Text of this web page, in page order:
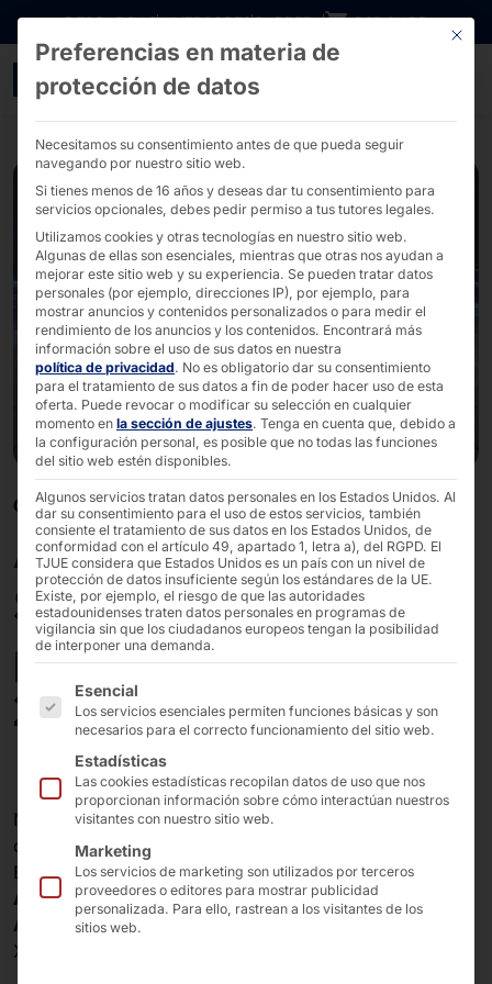
Ir directamente al contenido
DESCARGASINVERSORESCARRERA B2B SHOP
AKHET® Essential
08/04/2026
AKHET® Essential
Server certificado
para Windows Server
2025
Nuestroservidores AKHET® Essential
disponibles para
Entre ellos se incluyen los sistemas
AKHET® Essential 1U,AKHET® Essential 2U
AKHET® Essential Store 2U
Xeon®.
Este
Preferencias en materia de
protección de datos
Necesitamos su consentimiento antes de que pueda seguir
navegando por nuestro sitio web.
Si tienes menos de 16 años y deseas dar tu consentimiento para
servicios opcionales, debes pedir permiso a tus tutores legales.
Utilizamos cookies y otras tecnologías en nuestro sitio web.
Algunas de ellas son esenciales, mientras que otras nos ayudan a
mejorar este sitio web y su experiencia. Se pueden tratar datos
personales (por ejemplo, direcciones IP), por ejemplo, para
mostrar anuncios y contenidos personalizados o para medir el
rendimiento de los anuncios y los contenidos. Encontrará más
información sobre el uso de sus datos en nuestra
política de privacidad. No es obligatorio dar su consentimiento
para el tratamiento de sus datos a fin de poder hacer uso de esta
oferta. Puede revocar o modificar su selección en cualquier
momento en la sección de ajustes. Tenga en cuenta que, debido a
la configuración personal, es posible que no todas las funciones
del sitio web estén disponibles.
Algunos servicios tratan datos personales en los Estados Unidos. Al
dar su consentimiento para el uso de estos servicios, también
consiente el tratamiento de sus datos en los Estados Unidos, de
conformidad con el artículo 49, apartado 1, letra a), del RGPD. El
TJUE considera que Estados Unidos es un país con un nivel de
protección de datos insuficiente según los estándares de la UE.
Existe, por ejemplo, el riesgo de que las autoridades
estadounidenses traten datos personales en programas de
vigilancia sin que los ciudadanos europeos tengan la posibilidad
de interponer una demanda.
A continuación se enumeran los grupos de servicios
Esencial
Los servicios esenciales permiten funciones básicas y son
necesarios para el correcto funcionamiento del sitio web.
Estadísticas
Las cookies estadísticas recopilan datos de uso que nos
proporcionan información sobre cómo interactúan nuestros
visitantes con nuestro sitio web.
Marketing
Los servicios de marketing son utilizados por terceros
proveedores o editores para mostrar publicidad
personalizada. Para ello, rastrean a los visitantes de los
sitios web.